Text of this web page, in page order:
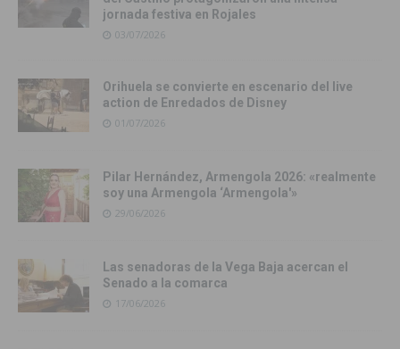
jornada festiva en Rojales
03/07/2026
Orihuela se convierte en escenario del live
action de Enredados de Disney
01/07/2026
Pilar Hernández, Armengola 2026: «realmente
soy una Armengola ‘Armengola'»
29/06/2026
Las senadoras de la Vega Baja acercan el
Senado a la comarca
17/06/2026